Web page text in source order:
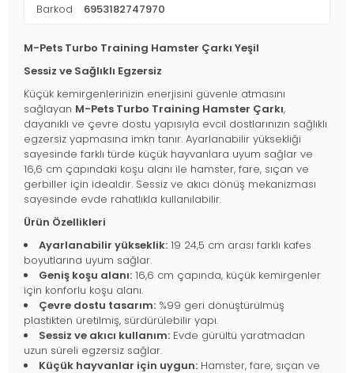
Barkod 6953182747970
M-Pets Turbo Training Hamster Çarkı Yeşil
Sessiz ve Sağlıklı Egzersiz
Küçük kemirgenlerinizin enerjisini güvenle atmasını
sağlayan M-Pets Turbo Training Hamster Çarkı,
dayanıklı ve çevre dostu yapısıyla evcil dostlarınızın sağlıklı
egzersiz yapmasına imkn tanır. Ayarlanabilir yüksekliği
sayesinde farklı türde küçük hayvanlara uyum sağlar ve
16,6 cm çapındaki koşu alanı ile hamster, fare, sıçan ve
gerbiller için idealdir. Sessiz ve akıcı dönüş mekanizması
sayesinde evde rahatlıkla kullanılabilir.
Ürün Özellikleri
Ayarlanabilir yükseklik: 19 24,5 cm arası farklı kafes
boyutlarına uyum sağlar.
Geniş koşu alanı: 16,6 cm çapında, küçük kemirgenler
için konforlu koşu alanı.
Çevre dostu tasarım: %99 geri dönüştürülmüş
plastikten üretilmiş, sürdürülebilir yapı.
Sessiz ve akıcı kullanım: Evde gürültü yaratmadan
uzun süreli egzersiz sağlar.
Küçük hayvanlar için uygun: Hamster, fare, sıçan ve